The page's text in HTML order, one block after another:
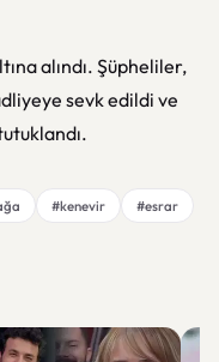
alındı. Şüpheliler,
sevk edildi ve
#kenevir
#esrar